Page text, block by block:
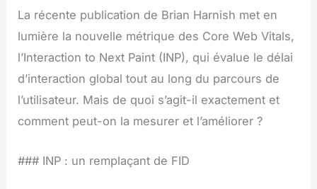
La récente publication de Brian Harnish met en
lumière la nouvelle métrique des Core Web Vitals,
l’Interaction to Next Paint (INP), qui évalue le délai
d’interaction global tout au long du parcours de
l’utilisateur. Mais de quoi s’agit-il exactement et
comment peut-on la mesurer et l’améliorer ?
### INP : un remplaçant de FID